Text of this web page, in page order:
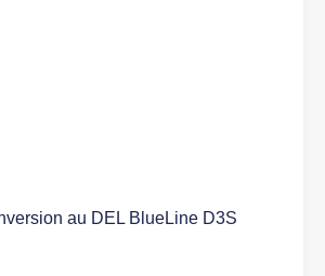
au DEL BlueLine D3S